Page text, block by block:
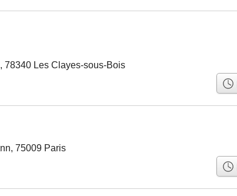
78340 Les Clayes-sous-Bois
75009 Paris